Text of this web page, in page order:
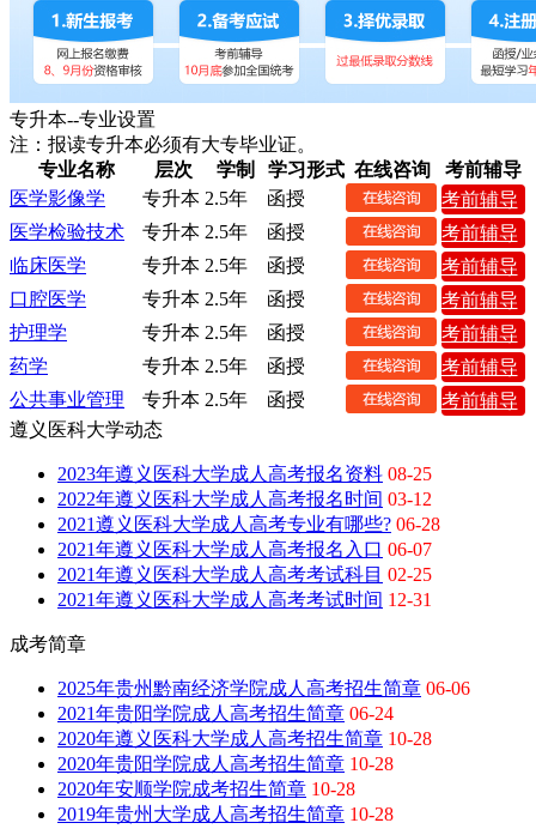
专升本--专业设置
注：报读专升本必须有大专毕业证。
专业名称
层次 学制 学习形式 在线咨询
考前辅导
医学影像学
专升本 2.5年 函授
考前辅导
医学检验技术
专升本 2.5年 函授
考前辅导
临床医学
专升本 2.5年 函授
考前辅导
口腔医学
专升本 2.5年 函授
考前辅导
护理学
专升本 2.5年 函授
考前辅导
药学
专升本 2.5年 函授
考前辅导
公共事业管理
专升本 2.5年 函授
考前辅导
遵义医科大学动态
2023年遵义医科大学成人高考报名资料 08-25
2022年遵义医科大学成人高考报名时间 03-12
2021遵义医科大学成人高考专业有哪些? 06-28
2021年遵义医科大学成人高考报名入口 06-07
2021年遵义医科大学成人高考考试科目 02-25
2021年遵义医科大学成人高考考试时间 12-31
成考简章
2025年贵州黔南经济学院成人高考招生简章 06-06
2021年贵阳学院成人高考招生简章 06-24
2020年遵义医科大学成人高考招生简章 10-28
2020年贵阳学院成人高考招生简章 10-28
2020年安顺学院成考招生简章 10-28
2019年贵州大学成人高考招生简章 10-28